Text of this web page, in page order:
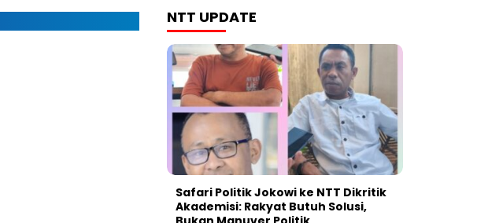
NTT UPDATE
Safari Politik Jokowi ke NTT Dikritik
Akademisi: Rakyat Butuh Solusi,